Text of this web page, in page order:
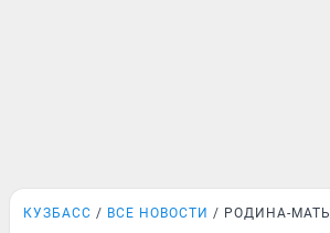
КУЗБАСС ВСЕ НОВОСТИ РОДИНА-МАТЬ